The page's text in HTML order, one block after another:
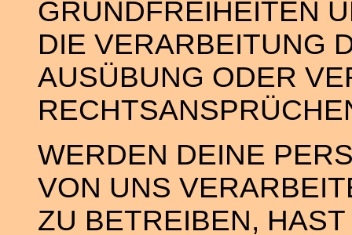
GRUNDFREIHEITEN
DIE VERARBEITUNG
AUSÜBUNG ODER
WERDEN DEINE
VON UNS
ZU BETREIBEN,